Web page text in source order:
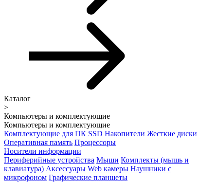
Каталог
>
Компьютеры и комплектующие
Компьютеры и комплектующие
Комплектующие для ПК SSD Накопители Жесткие диски
Оперативная память Процессоры
Носители информации
Периферийные устройства Мыши Комплекты (мышь и
клавиатура) Аксессуары Web камеры Наушники с
микрофоном Графические планшеты